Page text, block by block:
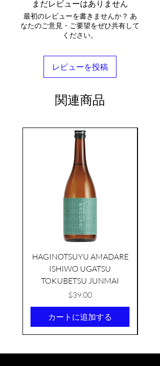
まだレビューはありません
最初のレビューを書きませんか？ あ
なたのご意見・ご要望をぜひ共有して
ください。
レビューを投稿
関連商品
HAGINOTSUYU AMADARE
ISHIWO UGATSU
TOKUBETSU JUNMAI
価格
$39.00
カートに追加する